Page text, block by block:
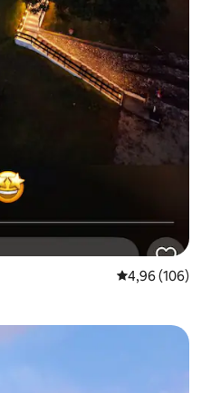
Vidējais
4,96 (106)